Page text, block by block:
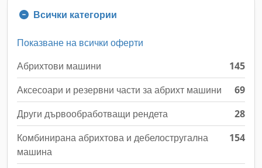
Всички категории
Показване на всички оферти
Абрихтови машини
145
Аксесоари и резервни части за абрихт машини
69
Други дървообработващи рендета
28
Комбинирана абрихтова и дебелостругална
машина
154